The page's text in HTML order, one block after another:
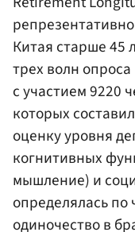
Китая старше 45
трех волн
с участием 9220
которых
оценку уровня
когнитивных
мышление) и
определялась
одиночество в